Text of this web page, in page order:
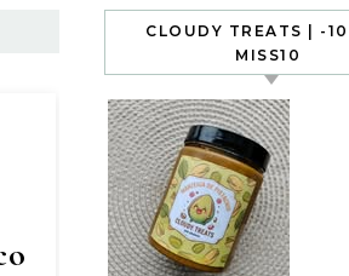
CLOUDY TREATS | -
MISS10